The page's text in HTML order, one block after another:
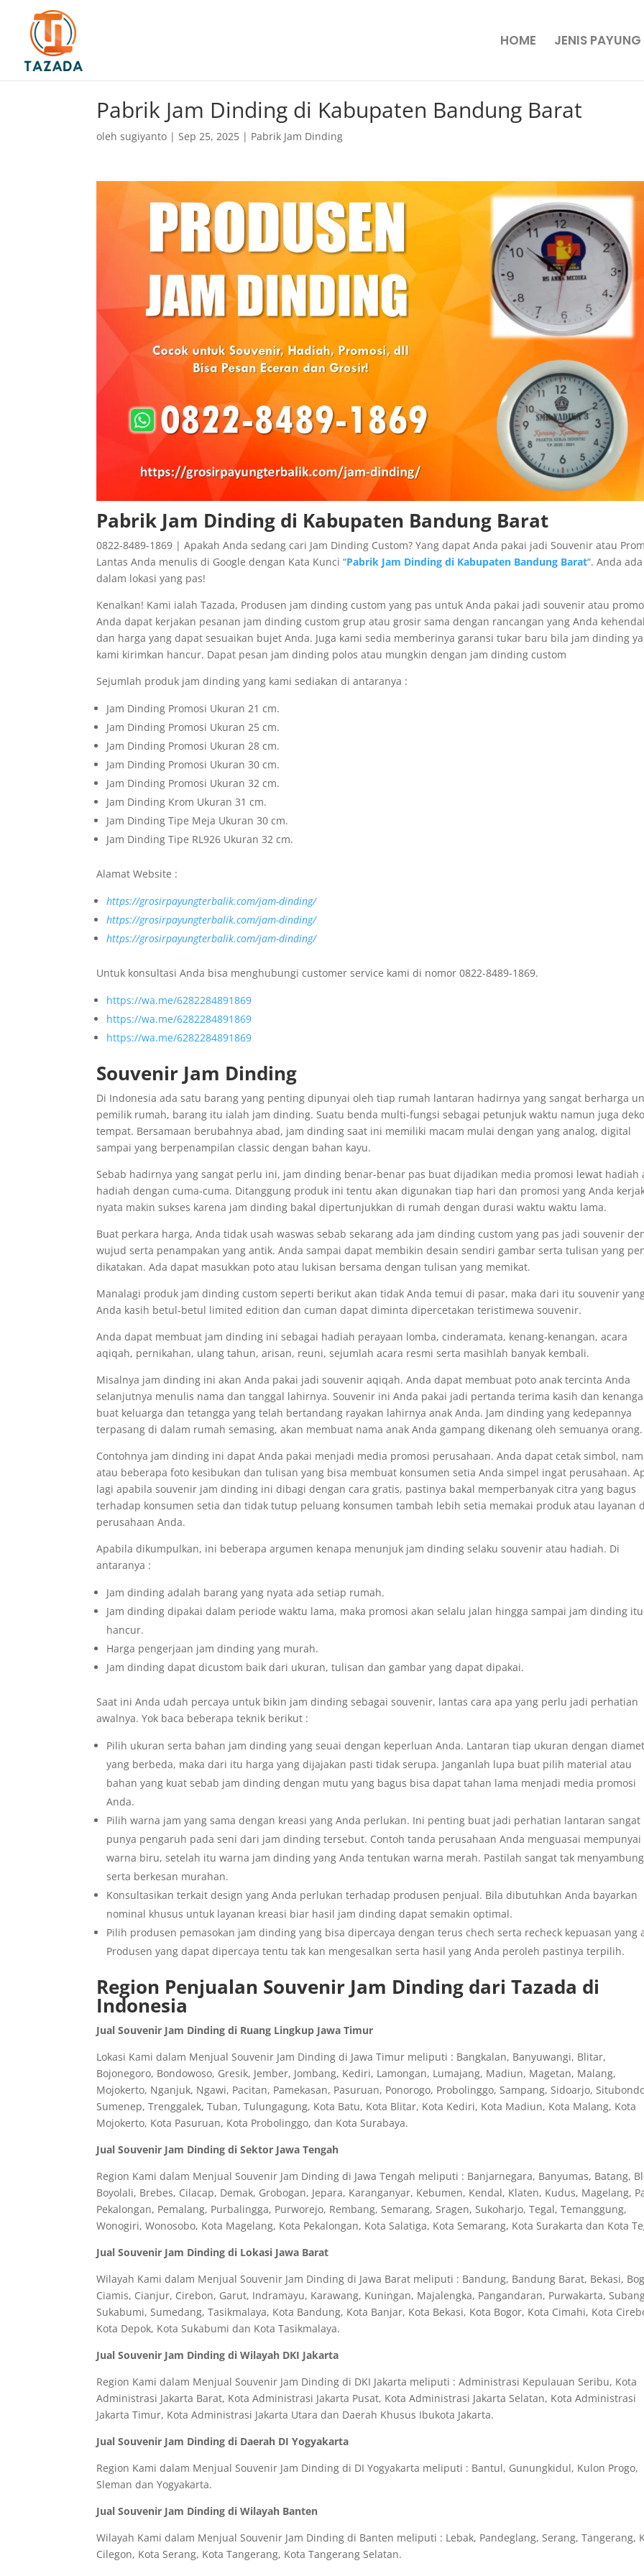
HOME JENIS PAYUNG
Pabrik Jam Dinding di Kabupaten Bandung Barat
olehsugiyanto |Sep 25, 2025 | Pabrik Jam Dinding
Pabrik Jam Dinding di Kabupaten Bandung Barat
0822-8489-1869 | Apakah Anda sedang cari Jam Dinding Custom? Yang dapat Anda pakai jadi Souvenir atau
Lantas Anda menulis di Google dengan Kata Kunci “Pabrik Jam Dinding di Kabupaten Bandung Barat“. Anda
dalam lokasi yang pas!
Kenalkan! Kami ialah Tazada, Produsen jam dinding custom yang pas untuk Anda pakai jadi souvenir atau
Anda dapat kerjakan pesanan jam dinding custom grup atau grosir sama dengan rancangan yang Anda
dan harga yang dapat sesuaikan bujet Anda. Juga kami sedia memberinya garansi tukar baru bila jam dinding
kami kirimkan hancur. Dapat pesan jam dinding polos atau mungkin dengan jam dinding custom
Sejumlah produk jam dinding yang kami sediakan di antaranya :
Jam Dinding Promosi Ukuran 21 cm.
Jam Dinding Promosi Ukuran 25 cm.
Jam Dinding Promosi Ukuran 28 cm.
Jam Dinding Promosi Ukuran 30 cm.
Jam Dinding Promosi Ukuran 32 cm.
Jam Dinding Krom Ukuran 31 cm.
Jam Dinding Tipe Meja Ukuran 30 cm.
Jam Dinding Tipe RL926 Ukuran 32 cm.
Alamat Website :
https://grosirpayungterbalik.com/jam-dinding/
https://grosirpayungterbalik.com/jam-dinding/
https://grosirpayungterbalik.com/jam-dinding/
Untuk konsultasi Anda bisa menghubungi customer service kami di nomor 0822-8489-1869.
https://wa.me/6282284891869
https://wa.me/6282284891869
https://wa.me/6282284891869
Souvenir Jam Dinding
Di Indonesia ada satu barang yang penting dipunyai oleh tiap rumah lantaran hadirnya yang sangat berharga
pemilik rumah, barang itu ialah jam dinding. Suatu benda multi-fungsi sebagai petunjuk waktu namun juga
tempat. Bersamaan berubahnya abad, jam dinding saat ini memiliki macam mulai dengan yang analog, digital
sampai yang berpenampilan classic dengan bahan kayu.
Sebab hadirnya yang sangat perlu ini, jam dinding benar-benar pas buat dijadikan media promosi lewat hadiah
hadiah dengan cuma-cuma. Ditanggung produk ini tentu akan digunakan tiap hari dan promosi yang Anda
nyata makin sukses karena jam dinding bakal dipertunjukkan di rumah dengan durasi waktu waktu lama.
Buat perkara harga, Anda tidak usah waswas sebab sekarang ada jam dinding custom yang pas jadi souvenir
wujud serta penampakan yang antik. Anda sampai dapat membikin desain sendiri gambar serta tulisan yang
dikatakan. Ada dapat masukkan poto atau lukisan bersama dengan tulisan yang memikat.
Manalagi produk jam dinding custom seperti berikut akan tidak Anda temui di pasar, maka dari itu souvenir
Anda kasih betul-betul limited edition dan cuman dapat diminta dipercetakan teristimewa souvenir.
Anda dapat membuat jam dinding ini sebagai hadiah perayaan lomba, cinderamata, kenang-kenangan, acara
aqiqah, pernikahan, ulang tahun, arisan, reuni, sejumlah acara resmi serta masihlah banyak kembali.
Misalnya jam dinding ini akan Anda pakai jadi souvenir aqiqah. Anda dapat membuat poto anak tercinta Anda
selanjutnya menulis nama dan tanggal lahirnya. Souvenir ini Anda pakai jadi pertanda terima kasih dan
buat keluarga dan tetangga yang telah bertandang rayakan lahirnya anak Anda. Jam dinding yang kedepannya
terpasang di dalam rumah semasing, akan membuat nama anak Anda gampang dikenang oleh semuanya orang.
Contohnya jam dinding ini dapat Anda pakai menjadi media promosi perusahaan. Anda dapat cetak simbol,
atau beberapa foto kesibukan dan tulisan yang bisa membuat konsumen setia Anda simpel ingat perusahaan.
lagi apabila souvenir jam dinding ini dibagi dengan cara gratis, pastinya bakal memperbanyak citra yang bagus
terhadap konsumen setia dan tidak tutup peluang konsumen tambah lebih setia memakai produk atau layanan
perusahaan Anda.
Apabila dikumpulkan, ini beberapa argumen kenapa menunjuk jam dinding selaku souvenir atau hadiah. Di
antaranya :
Jam dinding adalah barang yang nyata ada setiap rumah.
Jam dinding dipakai dalam periode waktu lama, maka promosi akan selalu jalan hingga sampai jam dinding itu
hancur.
Harga pengerjaan jam dinding yang murah.
Jam dinding dapat dicustom baik dari ukuran, tulisan dan gambar yang dapat dipakai.
Saat ini Anda udah percaya untuk bikin jam dinding sebagai souvenir, lantas cara apa yang perlu jadi perhatian
awalnya. Yok baca beberapa teknik berikut :
Pilih ukuran serta bahan jam dinding yang seuai dengan keperluan Anda. Lantaran tiap ukuran dengan
yang berbeda, maka dari itu harga yang dijajakan pasti tidak serupa. Janganlah lupa buat pilih material atau
bahan yang kuat sebab jam dinding dengan mutu yang bagus bisa dapat tahan lama menjadi media promosi
Anda.
Pilih warna jam yang sama dengan kreasi yang Anda perlukan. Ini penting buat jadi perhatian lantaran sangat
punya pengaruh pada seni dari jam dinding tersebut. Contoh tanda perusahaan Anda menguasai mempunyai
warna biru, setelah itu warna jam dinding yang Anda tentukan warna merah. Pastilah sangat tak menyambung
serta berkesan murahan.
Konsultasikan terkait design yang Anda perlukan terhadap produsen penjual. Bila dibutuhkan Anda bayarkan
nominal khusus untuk layanan kreasi biar hasil jam dinding dapat semakin optimal.
Pilih produsen pemasokan jam dinding yang bisa dipercaya dengan terus chech serta recheck kepuasan yang
Produsen yang dapat dipercaya tentu tak kan mengesalkan serta hasil yang Anda peroleh pastinya terpilih.
Region Penjualan Souvenir Jam Dinding dari Tazada di
Indonesia
Jual Souvenir Jam Dinding di Ruang Lingkup Jawa Timur
Lokasi Kami dalam Menjual Souvenir Jam Dinding di Jawa Timur meliputi : Bangkalan, Banyuwangi, Blitar,
Bojonegoro, Bondowoso, Gresik, Jember, Jombang, Kediri, Lamongan, Lumajang, Madiun, Magetan, Malang,
Mojokerto, Nganjuk, Ngawi, Pacitan, Pamekasan, Pasuruan, Ponorogo, Probolinggo, Sampang, Sidoarjo,
Sumenep, Trenggalek, Tuban, Tulungagung, Kota Batu, Kota Blitar, Kota Kediri, Kota Madiun, Kota Malang, Kota
Mojokerto, Kota Pasuruan, Kota Probolinggo, dan Kota Surabaya.
Jual Souvenir Jam Dinding di Sektor Jawa Tengah
Region Kami dalam Menjual Souvenir Jam Dinding di Jawa Tengah meliputi : Banjarnegara, Banyumas, Batang,
Boyolali, Brebes, Cilacap, Demak, Grobogan, Jepara, Karanganyar, Kebumen, Kendal, Klaten, Kudus, Magelang,
Pekalongan, Pemalang, Purbalingga, Purworejo, Rembang, Semarang, Sragen, Sukoharjo, Tegal, Temanggung,
Wonogiri, Wonosobo, Kota Magelang, Kota Pekalongan, Kota Salatiga, Kota Semarang, Kota Surakarta dan Kota
Jual Souvenir Jam Dinding di Lokasi Jawa Barat
Wilayah Kami dalam Menjual Souvenir Jam Dinding di Jawa Barat meliputi : Bandung, Bandung Barat, Bekasi,
Ciamis, Cianjur, Cirebon, Garut, Indramayu, Karawang, Kuningan, Majalengka, Pangandaran, Purwakarta,
Sukabumi, Sumedang, Tasikmalaya, Kota Bandung, Kota Banjar, Kota Bekasi, Kota Bogor, Kota Cimahi, Kota
Kota Depok, Kota Sukabumi dan Kota Tasikmalaya.
Jual Souvenir Jam Dinding di Wilayah DKI Jakarta
Region Kami dalam Menjual Souvenir Jam Dinding di DKI Jakarta meliputi : Administrasi Kepulauan Seribu, Kota
Administrasi Jakarta Barat, Kota Administrasi Jakarta Pusat, Kota Administrasi Jakarta Selatan, Kota Administrasi
Jakarta Timur, Kota Administrasi Jakarta Utara dan Daerah Khusus Ibukota Jakarta.
Jual Souvenir Jam Dinding di Daerah DI Yogyakarta
Region Kami dalam Menjual Souvenir Jam Dinding di DI Yogyakarta meliputi : Bantul, Gunungkidul, Kulon Progo,
Sleman dan Yogyakarta.
Jual Souvenir Jam Dinding di Wilayah Banten
Wilayah Kami dalam Menjual Souvenir Jam Dinding di Banten meliputi : Lebak, Pandeglang, Serang, Tangerang,
Cilegon, Kota Serang, Kota Tangerang, Kota Tangerang Selatan.